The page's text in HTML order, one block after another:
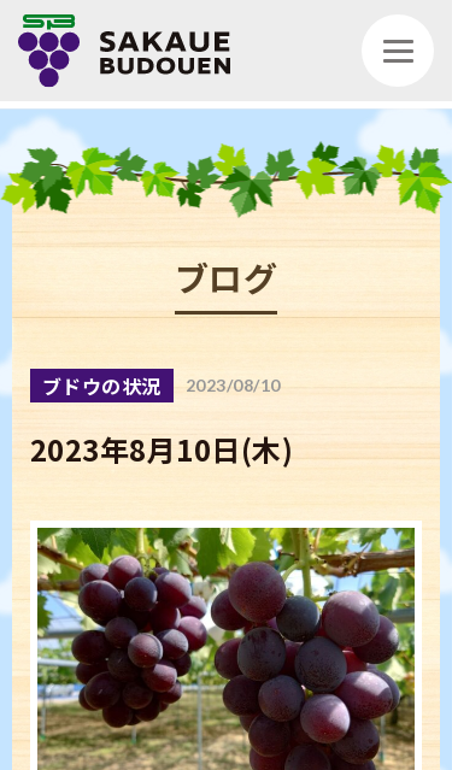
お知らせ
ブログ
ぶどう狩り案内
ぶどう品種
坂上ぶどう園について
ブログ
ブドウの状況 2023/08/10
2023年8月10日(木)